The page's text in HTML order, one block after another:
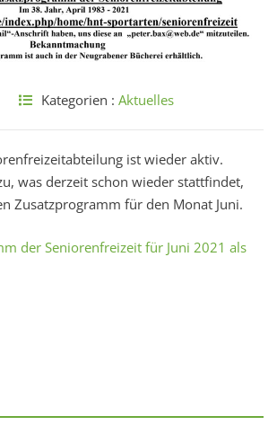
Kategorien : Aktuelles
ist wieder aktiv.
was derzeit schon wieder stattfindet,
Zusatzprogramm für den Monat Juni.
der Seniorenfreizeit für Juni 2021 als